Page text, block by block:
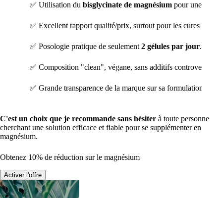
✅ Utilisation du bisglycinate de magnésium pour une
✅ Excellent rapport qualité/prix, surtout pour les cures
✅ Posologie pratique de seulement 2 gélules par jour.
✅ Composition "clean", végane, sans additifs controversés
✅ Grande transparence de la marque sur sa formulation.
C'est un choix que je recommande sans hésiter à toute personne
cherchant une solution efficace et fiable pour se supplémenter en
magnésium.
Obtenez 10% de réduction sur le magnésium
Activer l'offre